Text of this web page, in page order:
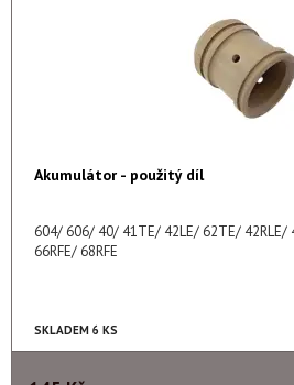
Akumulátor - použitý díl
604/ 606/ 40/ 41TE/ 42LE/ 62TE/ 42RLE/
66RFE/ 68RFE
SKLADEM 6 KS